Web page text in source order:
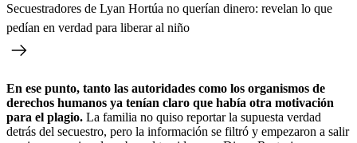
Secuestradores de Lyan Hortúa no querían dinero: revelan lo que
pedían en verdad para liberar al niño
En ese punto, tanto las autoridades como los organismos de
derechos humanos ya tenían claro que había otra motivación
para el plagio. La familia no quiso reportar la supuesta verdad
detrás del secuestro, pero la información se filtró y empezaron a salir